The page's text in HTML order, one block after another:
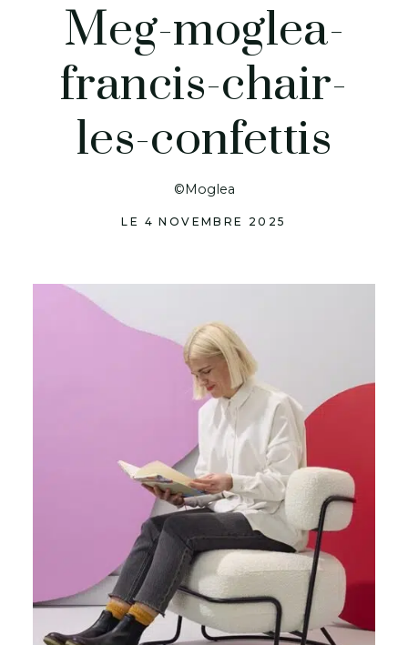
Meg-moglea-
francis-chair-
les-confettis
©Moglea
LE 4 NOVEMBRE 2025